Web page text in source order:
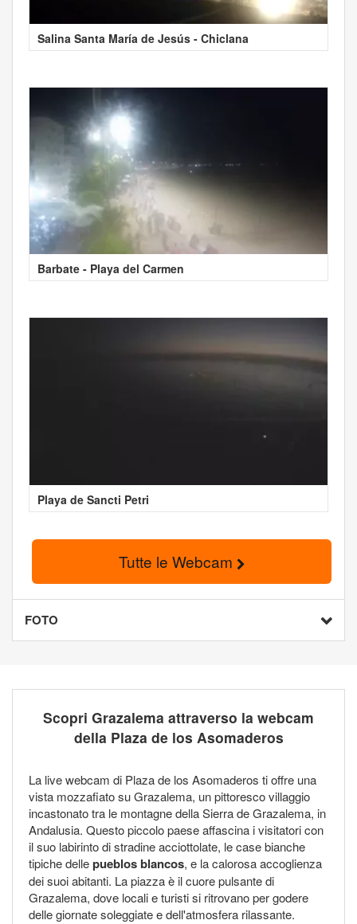
Salina Santa María de Jesús - Chiclana
Barbate - Playa del Carmen
Playa de Sancti Petri
Tutte le Webcam
FOTO
Scopri Grazalema attraverso la webcam
della Plaza de los Asomaderos
La live webcam di Plaza de los Asomaderos ti offre una
vista mozzafiato su Grazalema, un pittoresco villaggio
incastonato tra le montagne della Sierra de Grazalema, in
Andalusia. Questo piccolo paese affascina i visitatori con
il suo labirinto di stradine acciottolate, le case bianche
tipiche dellepueblos blancos, e la calorosa accoglienza
dei suoi abitanti. La piazza è il cuore pulsante di
Grazalema, dove locali e turisti si ritrovano per godere
delle giornate soleggiate e dell'atmosfera rilassante.